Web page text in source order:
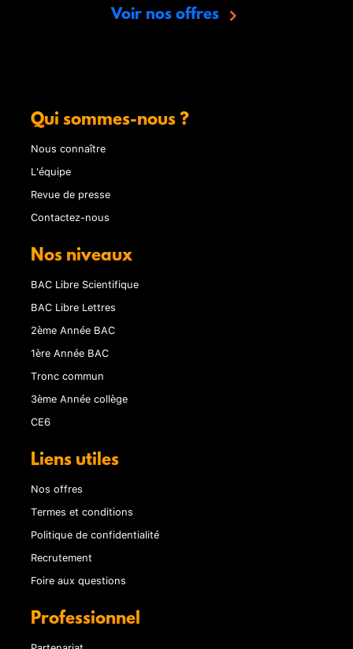
Voir nos offres
Qui sommes-nous ?
Nous connaître
L'équipe
Revue de presse
Contactez-nous
Nos niveaux
BAC Libre Scientifique
BAC Libre Lettres
2ème Année BAC
1ère Année BAC
Tronc commun
3ème Année collège
CE6
Liens utiles
Nos offres
Termes et conditions
Politique de confidentialité
Recrutement
Foire aux questions
Professionnel